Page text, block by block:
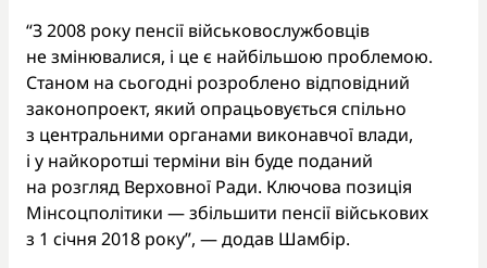
“З 2008 року пенсії військовослужбовців
не змінювалися, і це є найбільшою проблемою.
Станом на сьогодні розроблено відповідний
законопроект, який опрацьовується спільно
з центральними органами виконавчої влади,
і у найкоротші терміни він буде поданий
на розгляд Верховної Ради. Ключова позиція
Мінсоцполітики — збільшити пенсії військових
з 1 січня 2018 року”, — додав Шамбір.